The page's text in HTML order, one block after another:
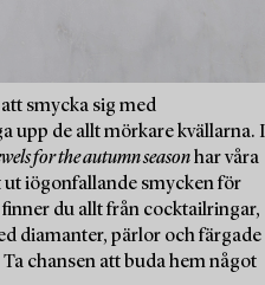
smycka sig med
upp de allt mörkare kvällarna. I
for the autumn seasonhar våra
iögonfallande smycken för
du allt från cocktailringar,
diamanter, pärlor och färgade
chansen att buda hem något